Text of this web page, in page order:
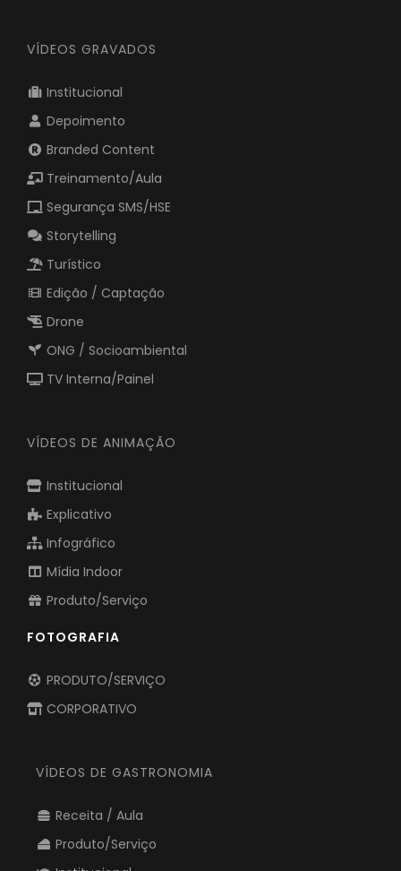
VÍDEOS GRAVADOS
Institucional
Depoimento
Branded Content
Treinamento/Aula
Segurança SMS/HSE
Storytelling
Turístico
Edição / Captação
Drone
ONG / Socioambiental
TV Interna/Painel
VÍDEOS DE ANIMAÇÃO
Institucional
Explicativo
Infográfico
Mídia Indoor
Produto/Serviço
FOTOGRAFIA
PRODUTO/SERVIÇO
CORPORATIVO
VÍDEOS DE GASTRONOMIA
Receita / Aula
Produto/Serviço